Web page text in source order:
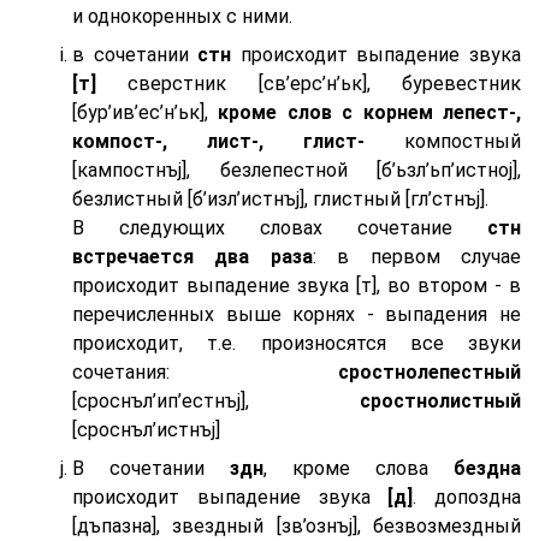
и однокоренных с ними.
в сочетании стн происходит выпадение звука
[т]
сверстник [св’ерс’н’ьк], буревестник
[бур’ив’ес’н’ьк], кроме слов с корнем лепест-,
компост-, лист-, глист- компостный
[кампостнъj], безлепестной [б’ьзл’ьп’истноj],
безлистный [б’изл’истнъj], глистный [гл’стнъj].
В следующих словах сочетание стн
встречается два раза: в первом случае
происходит выпадение звука [т], во втором - в
перечисленных выше корнях - выпадения не
происходит, т.е. произносятся все звуки
сочетания: сростнолепестный
[сроснъл’ип’естнъj], сростнолистный
[сроснъл’истнъj]
В сочетании здн, кроме слова бездна
происходит выпадение звука
[д] . допоздна
[дъпазна], звездный [зв’ознъj], безвозмездный